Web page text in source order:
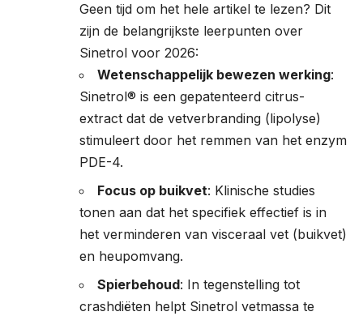
Geen tijd om het hele artikel te lezen? Dit
zijn de belangrijkste leerpunten over
Sinetrol voor 2026:
Wetenschappelijk bewezen werking:
Sinetrol® is een gepatenteerd citrus-
extract dat de vetverbranding (lipolyse)
stimuleert door het remmen van het enzym
PDE-4.
Focus op buikvet: Klinische studies
tonen aan dat het specifiek effectief is in
het verminderen van visceraal vet (buikvet)
en heupomvang.
Spierbehoud: In tegenstelling tot
crashdiëten helpt Sinetrol vetmassa te